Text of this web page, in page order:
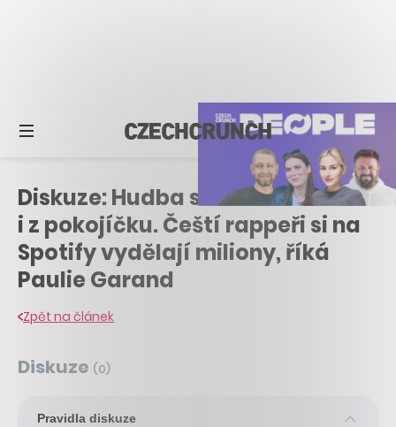
Diskuze: Hudba se dnes dá dělat
i z pokojíčku. Čeští rappeři si na
Spotify vydělají miliony, říká
Paulie Garand
Zpět na článek
Diskuze (0)
Pravidla diskuze